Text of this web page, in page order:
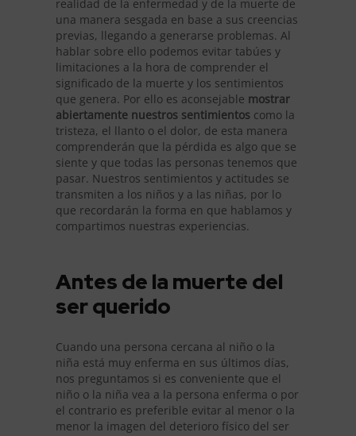
realidad de la enfermedad y de la muerte de
una manera sesgada en base a sus creencias
previas, llegando a generarse problemas. Al
hablar sobre ello podemos evitar tabúes y
limitaciones a la hora de comprender el
significado de la muerte y los sentimientos
que genera. Por ello es aconsejable mostrar
abiertamente nuestros sentimientos como la
tristeza, el llanto o el dolor, de esta manera
comprenderán que la pérdida es algo que se
siente y que todas las personas tenemos que
pasar. Nuestros sentimientos y actitudes se
transmiten a los niños y a las niñas, por lo
que recordarán la forma en que hablamos y
compartimos nuestras experiencias.
Antes de la muerte del
ser querido
Cuando una persona cercana al niño o la
niña está muy enferma en sus últimos días,
nos preguntamos si es conveniente que el
niño o la niña vea a la persona enferma o por
el contrario es preferible evitar al menor o la
menor la imagen del deterioro físico del ser